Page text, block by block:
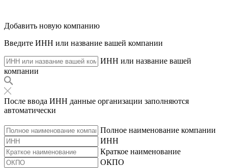
Добавить новую компанию
Введите ИНН или название вашей компании
ИНН или название вашей
компании
После ввода ИНН данные организации заполняются
автоматически
Полное наименование компании
ИНН
Краткое наименование
ОКПО